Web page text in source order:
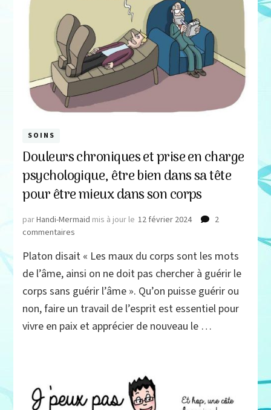
SOINS
Douleurs chroniques et prise en charge
psychologique, être bien dans sa tête
pour être mieux dans son corps
parHandi-Mermaid mis à jour le 12 février 2024
2
commentaires
chroniques
et
en
charge
psychologique,
pour
Platon disait « Les maux du corps sont les mots
de l’âme, ainsi on ne doit pas chercher à guérir le
corps sans guérir l’âme ». Qu’on puisse guérir ou
non, faire un travail de l’esprit est essentiel pour
vivre en paix et apprécier de nouveau le …